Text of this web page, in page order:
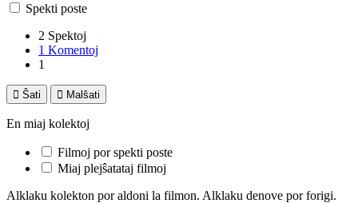
Spekti poste
2 Spektoj
1 Komentoj
1
 Ŝati  Malŝati
En miaj kolektoj
Filmoj por spekti poste
Miaj plejŝatataj filmoj
Alklaku kolekton por aldoni la filmon. Alklaku denove por forigi.